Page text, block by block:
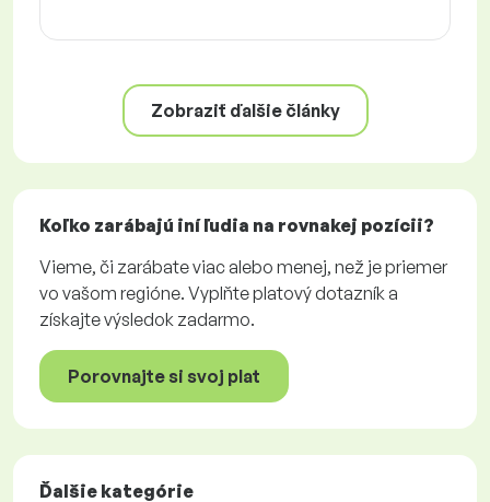
Zobraziť ďalšie články
Koľko zarábajú iní ľudia na rovnakej pozícii?
Vieme, či zarábate viac alebo menej, než je priemer
vo vašom regióne. Vyplňte platový dotazník a
získajte výsledok zadarmo.
Porovnajte si svoj plat
Ďalšie kategórie